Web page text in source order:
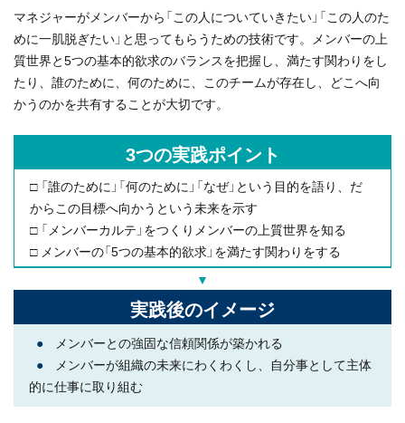
マネジャーがメンバーから「この人についていきたい」「この人のた
めに一肌脱ぎたい」と思ってもらうための技術です。メンバーの上
質世界と5つの基本的欲求のバランスを把握し、満たす関わりをし
たり、誰のために、何のために、このチームが存在し、どこへ向
かうのかを共有することが大切です。
3つの実践ポイント
□ 「誰のために」「何のために」「なぜ」という目的を語り、だ
からこの目標へ向かうという未来を示す
□ 「メンバーカルテ」をつくりメンバーの上質世界を知る
□ メンバーの「5つの基本的欲求」を満たす関わりをする
▼
実践後のイメージ
●
メンバーとの強固な信頼関係が築かれる
●
メンバーが組織の未来にわくわくし、自分事として主体
的に仕事に取り組む